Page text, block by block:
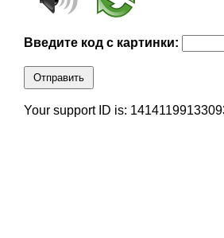
Введите код с картинки:
Отправить
Your support ID is: